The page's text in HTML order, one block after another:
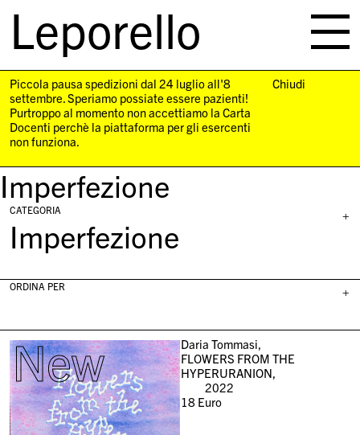
Leporello
navigation
Piccola pausa spedizioni dal 24 luglio all'8
settembre. Speriamo possiate essere pazienti!
Purtroppo al momento non accettiamo la Carta
Docenti perchè la piattaforma per gli esercenti
non funziona.
Chiudi
Imperfezione
+
CATEGORIA
Imperfezione
+
ORDINA PER
New
Daria Tommasi,
FLOWERS FROM THE
HYPERURANION,
2022
18Euro